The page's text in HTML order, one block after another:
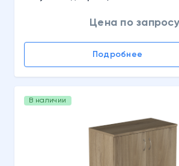
Цена по запросу
Подробнее
В наличии